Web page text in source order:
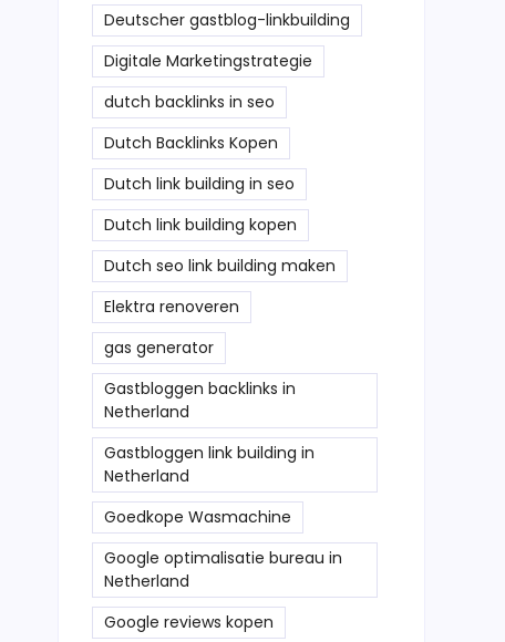
Deutscher gastblog-linkbuilding
Digitale Marketingstrategie
dutch backlinks in seo
Dutch Backlinks Kopen
Dutch link building in seo
Dutch link building kopen
Dutch seo link building maken
Elektra renoveren
gas generator
Gastbloggen backlinks in
Netherland
Gastbloggen link building in
Netherland
Goedkope Wasmachine
Google optimalisatie bureau in
Netherland
Google reviews kopen